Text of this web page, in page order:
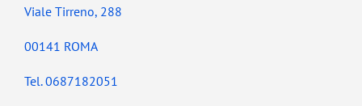
Viale Tirreno, 288
00141 ROMA
Tel. 0687182051